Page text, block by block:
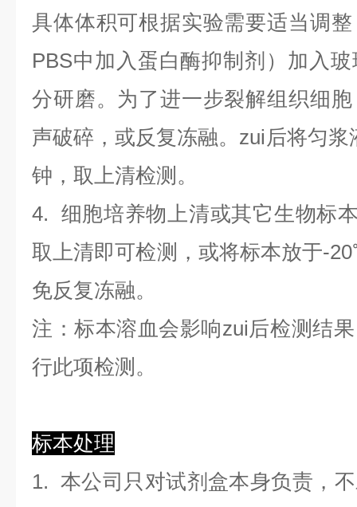
具体体积可根据实验需要适当调
PBS中加入蛋白酶抑制剂）加入
分研磨。为了进一步裂解组织细
声破碎，或反复冻融。zui后将匀浆
钟，取上清检测。
4. 细胞培养物上清或其它生物标
取上清即可检测，或将标本放于-
免反复冻融。
注：标本溶血会影响zui后检测结
行此项检测。
标本处理
1. 本公司只对试剂盒本身负责，